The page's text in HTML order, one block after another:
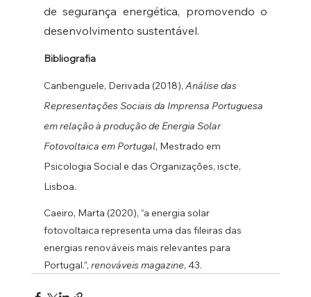
de segurança energética, promovendo o
desenvolvimento sustentável.
Bibliografia
Canbenguele, Derivada (2018), Análise das
Representações Sociais da Imprensa Portuguesa
em relação à produção de Energia Solar
Fotovoltaica em Portugal, Mestrado em
Psicologia Social e das Organizações, iscte,
Lisboa.
Caeiro, Marta (2020), “a energia solar
fotovoltaica representa uma das fileiras das
energias renováveis mais relevantes para
Portugal.”, renováveis magazine, 43.